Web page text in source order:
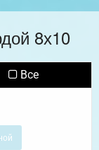
8х10
Все